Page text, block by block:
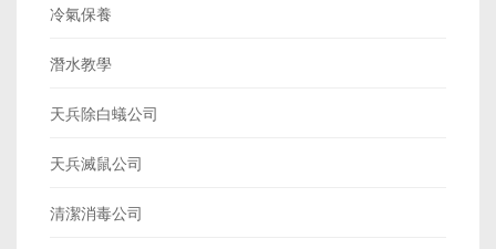
冷氣保養
潛水教學
天兵除白蟻公司
天兵滅鼠公司
清潔消毒公司